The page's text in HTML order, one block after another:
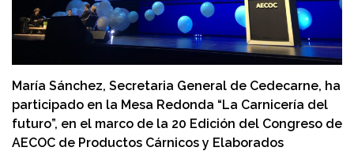
María Sánchez, Secretaria General de Cedecarne, ha
participado en la Mesa Redonda “La Carnicería del
futuro”, en el marco de la 20 Edición del Congreso de
AECOC de Productos Cárnicos y Elaborados